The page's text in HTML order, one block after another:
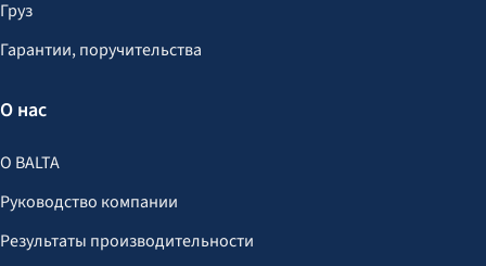
Груз
Гарантии, поручительства
О нас
О BALTA
Руководство компании
Результаты производительности